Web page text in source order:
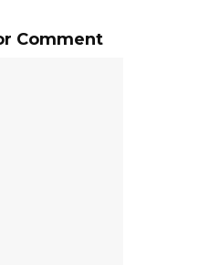
Comment